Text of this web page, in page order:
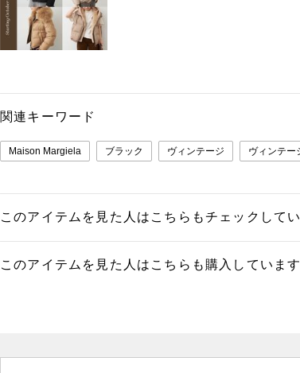
関連キーワード
Maison Margiela ブラック ヴィンテージ ヴィンテー
このアイテムを見た人はこちらもチェックして
このアイテムを見た人はこちらも購入しています